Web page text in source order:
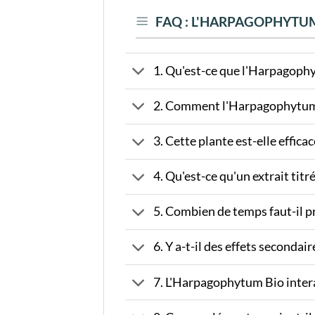
FAQ :
1. Qu'est-ce que
2. Comment
3. Cette plante est-elle
4. Qu'est-ce qu'un extrait
5. Combien de temps faut-il
6. Y a-t-il des effets
7. L'Harpagophytum Bio